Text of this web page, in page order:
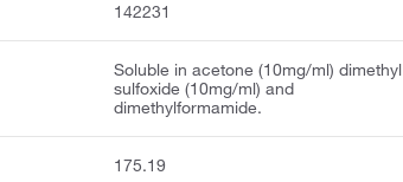
142231
Soluble in acetone (10mg/ml) dimethyl
sulfoxide (10mg/ml) and
dimethylformamide.
175.19